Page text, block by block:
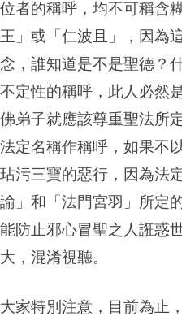
位者的稱呼，均不可稱含
王」或「仁波且」，因為
念，誰知道是不是聖德？
不定性的稱呼，此人必然
佛弟子就應該尊重聖法所
法定名稱作稱呼，如果不
玷污三寶的惡行，因為法
諭」和「法門宮羽」所定
能防止邪心冒聖之人誑惑
大，混淆視聽。
大家特別注意，目前為止